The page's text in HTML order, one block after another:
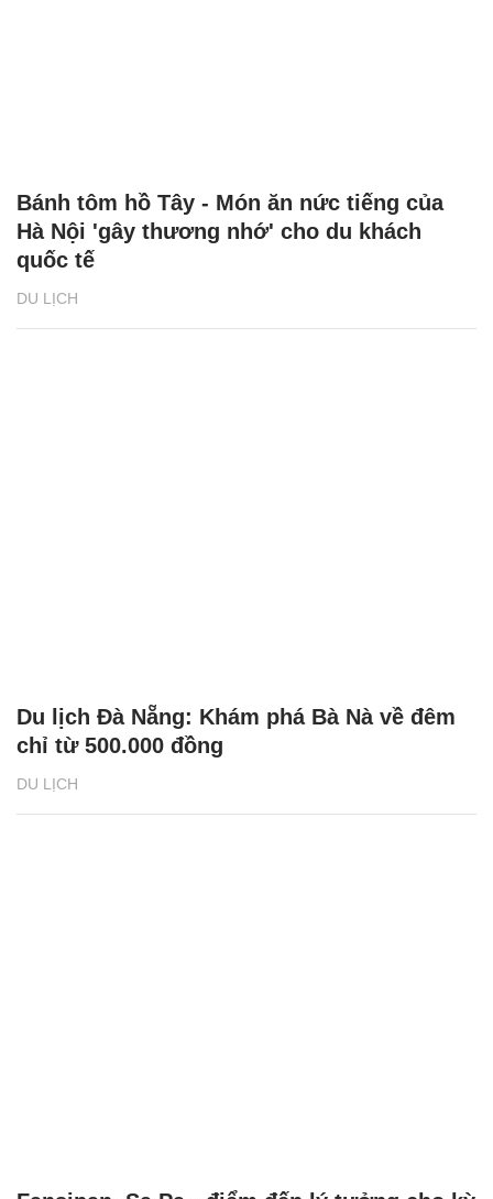
DU LỊCH
Bánh tôm hồ Tây - Món ăn nức tiếng của
Hà Nội 'gây thương nhớ' cho du khách
quốc tế
DU LỊCH
Du lịch Đà Nẵng: Khám phá Bà Nà về đêm
chỉ từ 500.000 đồng